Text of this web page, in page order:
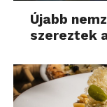
Újabb
szereztek